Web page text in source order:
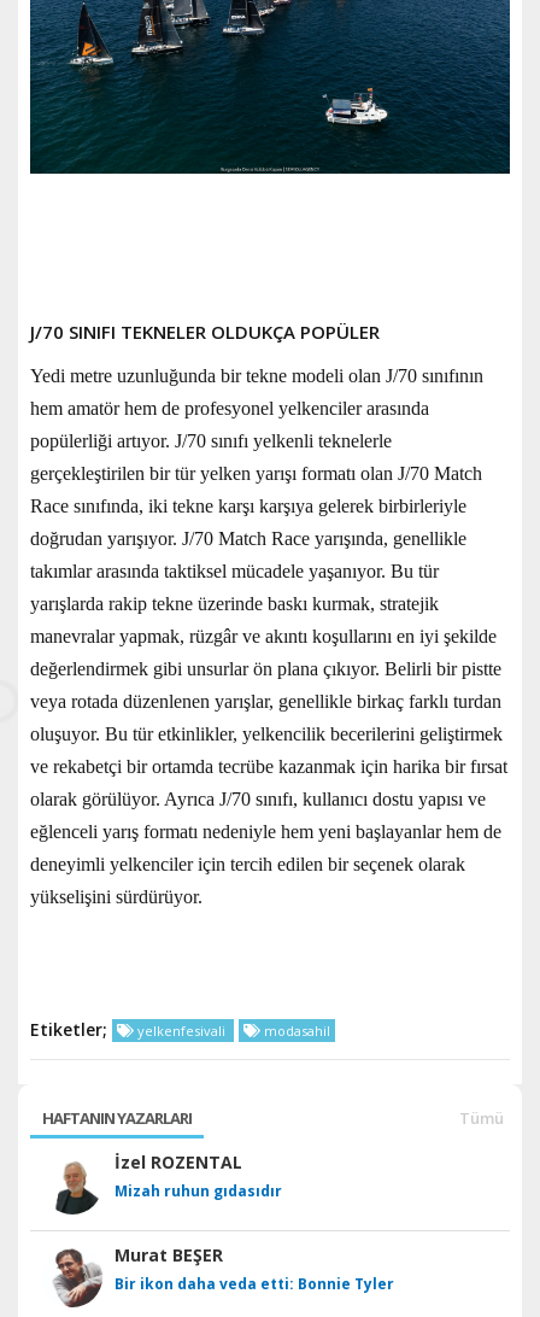
J/70 SINIFI TEKNELER OLDUKÇA POPÜLER
Yedi metre uzunluğunda bir tekne modeli olan J/70 sınıfının
hem amatör hem de profesyonel yelkenciler arasında
popülerliği artıyor. J/70 sınıfı yelkenli teknelerle
gerçekleştirilen bir tür yelken yarışı formatı olan J/70 Match
Race sınıfında, iki tekne karşı karşıya gelerek birbirleriyle
doğrudan yarışıyor. J/70 Match Race yarışında, genellikle
takımlar arasında taktiksel mücadele yaşanıyor. Bu tür
yarışlarda rakip tekne üzerinde baskı kurmak, stratejik
manevralar yapmak, rüzgâr ve akıntı koşullarını en iyi şekilde
değerlendirmek gibi unsurlar ön plana çıkıyor. Belirli bir pistte
veya rotada düzenlenen yarışlar, genellikle birkaç farklı turdan
oluşuyor. Bu tür etkinlikler, yelkencilik becerilerini geliştirmek
ve rekabetçi bir ortamda tecrübe kazanmak için harika bir fırsat
olarak görülüyor. Ayrıca J/70 sınıfı, kullanıcı dostu yapısı ve
eğlenceli yarış formatı nedeniyle hem yeni başlayanlar hem de
deneyimli yelkenciler için tercih edilen bir seçenek olarak
yükselişini sürdürüyor.
Etiketler; yelkenfesivali modasahil
HAFTANIN YAZARLARI Tümü
İzel ROZENTAL
Mizah ruhun gıdasıdır
Murat BEŞER
Bir ikon daha veda etti: Bonnie Tyler